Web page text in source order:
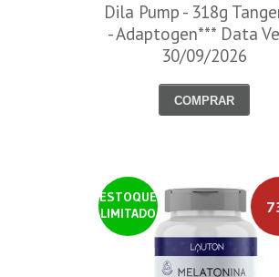
Dila Pump - 318g
- Adaptogen*** Data
30/09/2026
COMPRAR
ESTOQUE
LIMITADO